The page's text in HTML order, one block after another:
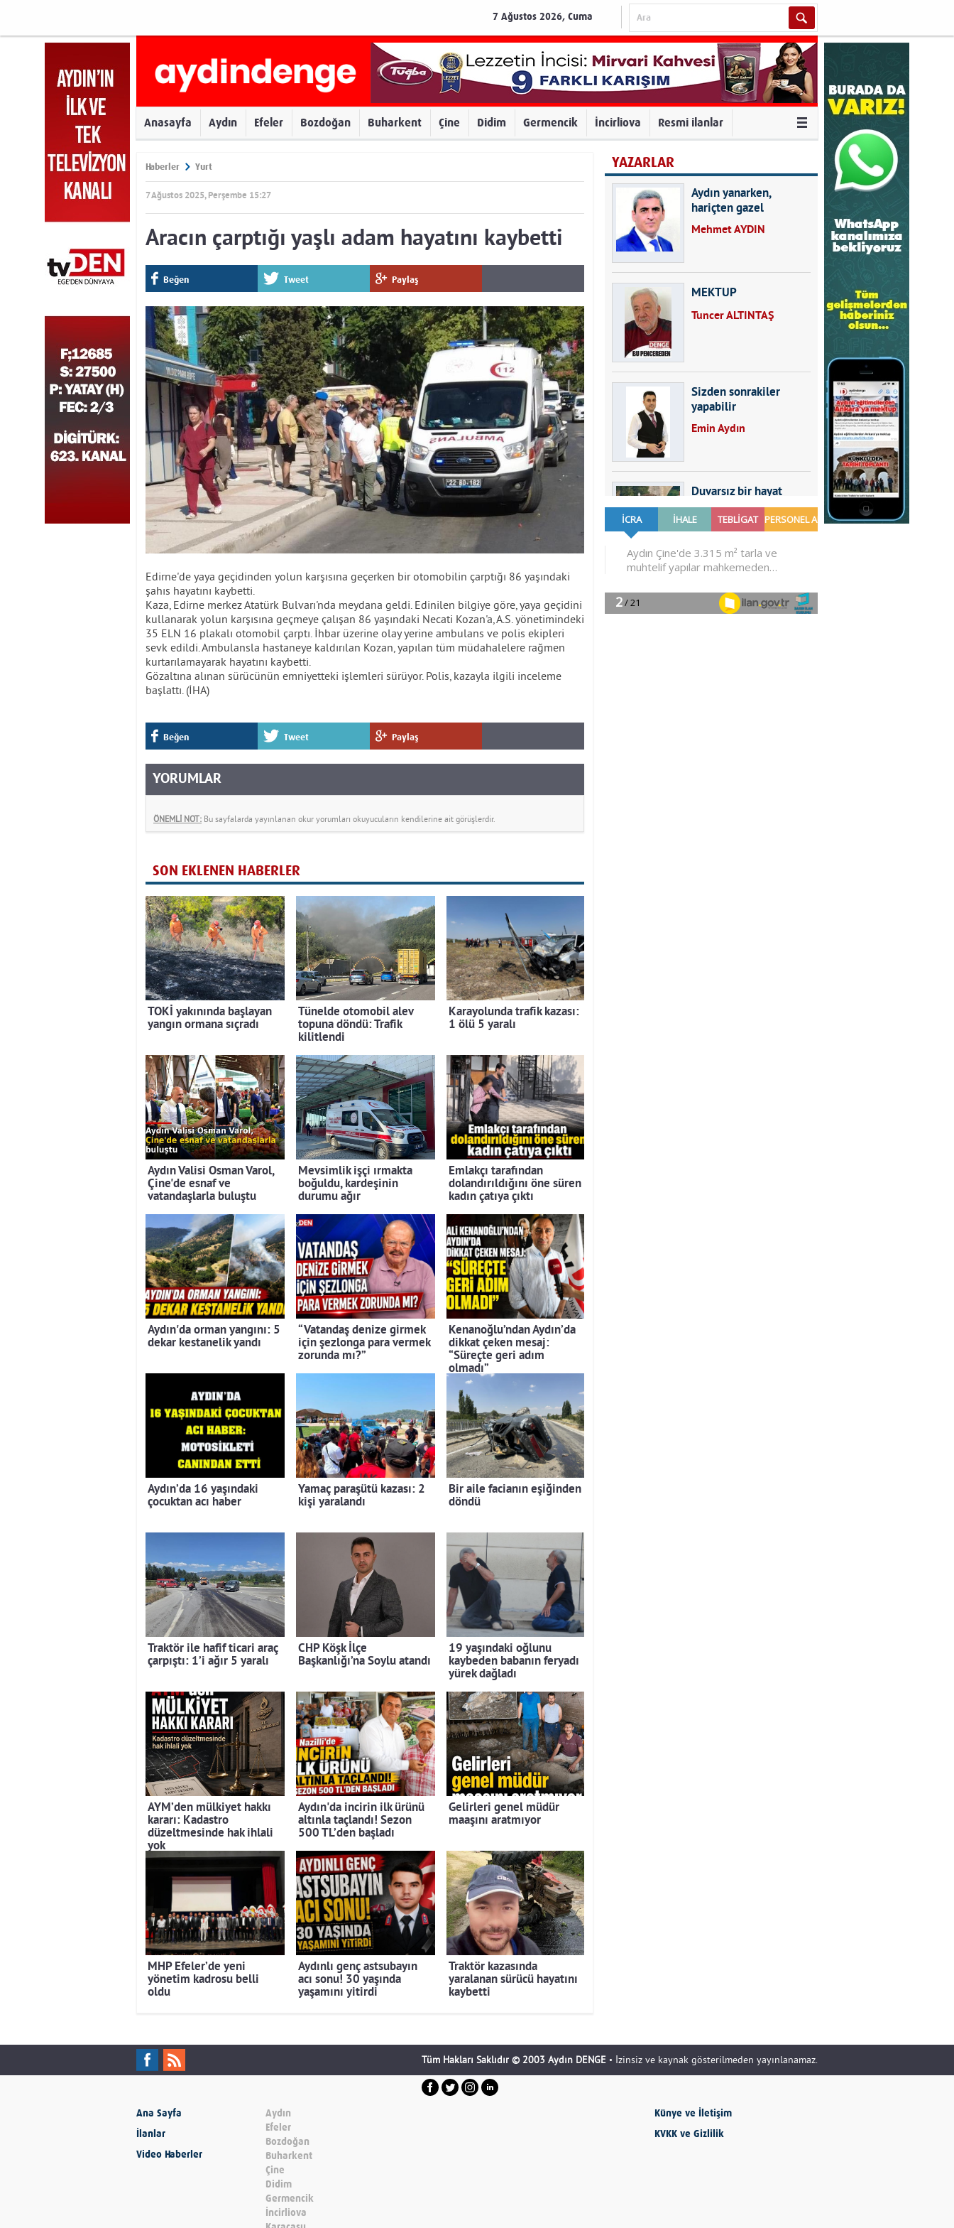
7 Ağustos 2026, Cuma
Anasayfa Aydın Efeler Bozdoğan Buharkent Çine Didim Germencik İncirliova Resmi ilanlar
Haberler Yurt
7 Ağustos 2025, Perşembe 15:27
Aracın çarptığı yaşlı adam hayatını kaybetti
Beğen Tweet Paylaş
Edirne'de yaya geçidinden yolun karşısına geçerken bir otomobilin çarptığı 86 yaşındaki
şahıs hayatını kaybetti.
Kaza, Edirne merkez Atatürk Bulvarı'nda meydana geldi. Edinilen bilgiye göre, yaya geçidini
kullanarak yolun karşısına geçmeye çalışan 86 yaşındaki Necati Kozan'a, A.S. yönetimindeki
35 ELN 16 plakalı otomobil çarptı. İhbar üzerine olay yerine ambulans ve polis ekipleri
sevk edildi. Ambulansla hastaneye kaldırılan Kozan, yapılan tüm müdahalelere rağmen
kurtarılamayarak hayatını kaybetti.
Gözaltına alınan sürücünün emniyetteki işlemleri sürüyor. Polis, kazayla ilgili inceleme
başlattı. (İHA)
Beğen Tweet Paylaş
YORUMLAR
ÖNEMLİ NOT: Bu sayfalarda yayınlanan okur yorumları okuyucuların kendilerine ait görüşlerdir.
SON EKLENEN HABERLER
TOKİ yakınında başlayan
yangın ormana sıçradı
Tünelde otomobil alev
topuna döndü: Trafik
kilitlendi
Karayolunda trafik kazası:
1 ölü 5 yaralı
Aydın Valisi Osman Varol,
Çine'de esnaf ve
vatandaşlarla buluştu
Mevsimlik işçi ırmakta
boğuldu, kardeşinin
durumu ağır
Emlakçı tarafından
dolandırıldığını öne süren
kadın çatıya çıktı
Aydın'da orman yangını: 5
dekar kestanelik yandı
“Vatandaş denize girmek
için şezlonga para vermek
zorunda mı?”
Kenanoğlu’ndan Aydın’da
dikkat çeken mesaj:
“Süreçte geri adım
olmadı”
Aydın’da 16 yaşındaki
çocuktan acı haber
Yamaç paraşütü kazası: 2
kişi yaralandı
Bir aile facianın eşiğinden
döndü
Traktör ile hafif ticari araç
çarpıştı: 1’i ağır 5 yaralı
CHP Köşk İlçe
Başkanlığı’na Soylu atandı
19 yaşındaki oğlunu
kaybeden babanın feryadı
yürek dağladı
AYM’den mülkiyet hakkı
kararı: Kadastro
düzeltmesinde hak ihlali
yok
Aydın'da incirin ilk ürünü
altınla taçlandı! Sezon
500 TL’den başladı
Gelirleri genel müdür
maaşını aratmıyor
MHP Efeler’de yeni
yönetim kadrosu belli
oldu
Aydınlı genç astsubayın
acı sonu! 30 yaşında
yaşamını yitirdi
Traktör kazasında
yaralanan sürücü hayatını
kaybetti
YAZARLAR
Aydın yanarken,
hariçten gazel
okuyarak kalpleri de
Mehmet AYDIN
MEKTUP
Tuncer ALTINTAŞ
Sizden sonrakiler
yapabilir
Emin Aydın
Duvarsız bir hayat
Furkan SARICA
GÜNDEMDE NELER
OLMALI?
İBRAHİM AYVAZOĞLU
Tüm Hakları Saklıdır © 2003 Aydın DENGE • İzinsiz ve kaynak gösterilmeden yayınlanamaz.
Ana Sayfa
İlanlar
Video Haberler
Aydın
Efeler
Bozdoğan
Buharkent
Çine
Didim
Germencik
İncirliova
Künye ve İletişim
KVKK ve Gizlilik